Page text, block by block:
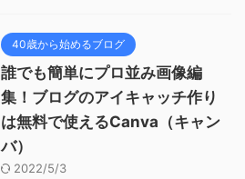
40歳から始めるブログ
誰でも簡単にプロ並み画像編
集！ブログのアイキャッチ作り
は無料で使えるCanva（キャン
バ）
2022/5/3